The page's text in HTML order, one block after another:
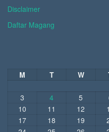
Disclaimer
Daftar Magang
M
T W
3
4 5
10
11 12
17
18 19